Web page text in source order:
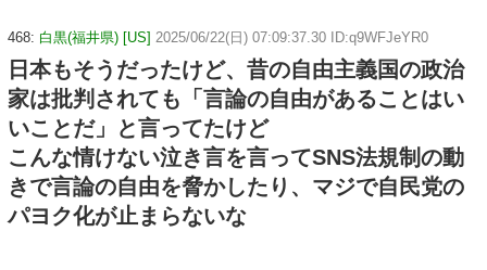
468: 白黒(福井県) [US] 2025/06/22(日) 07:09:37.30 ID:q9WFJeYR0
日本もそうだったけど、昔の自由主義国の政治
家は批判されても「言論の自由があることはい
いことだ」と言ってたけど
こんな情けない泣き言を言ってSNS法規制の動
きで言論の自由を脅かしたり、マジで自民党の
パヨク化が止まらないな